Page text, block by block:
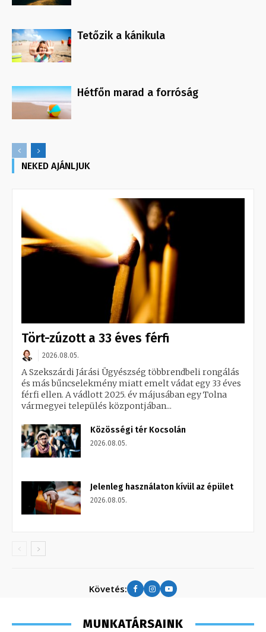
Tetőzik a kánikula
Hétfőn marad a forróság
NEKED AJÁNLJUK
Tört-zúzott a 33 éves férfi
2026.08.05.
A Szekszárdi Járási Ügyészség többrendbeli rongálás
és más bűncselekmény miatt emelt vádat egy 33 éves
férfi ellen. A vádlott 2025. év májusában egy Tolna
vármegyei település központjában...
Közösségi tér Kocsolán
2026.08.05.
Jelenleg használaton kívül az épület
2026.08.05.
Követés:
MUNKATÁRSAINK